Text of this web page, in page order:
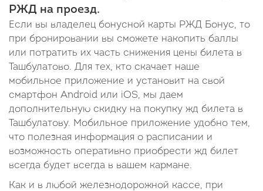
РЖД на проезд.
Если вы владелец бонусной карты РЖД Бонус, то
при бронировании вы сможете накопить баллы
или потратить их часть снижения цены билета в
Ташбулатово. Для тех, кто скачает наше
мобильное приложение и установит на свой
смартфон Android или iOS, мы даем
дополнительную скидку на покупку жд билета в
Ташбулатову. Мобильное приложение удобно тем,
что полезная информация о расписании и
возможность оперативно приобрести жд билет
всегда будет всегда в вашем кармане.
Как и в любой железнодорожной кассе, при